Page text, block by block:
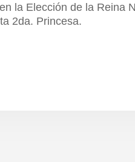
la Elección de la Reina
2da. Princesa.